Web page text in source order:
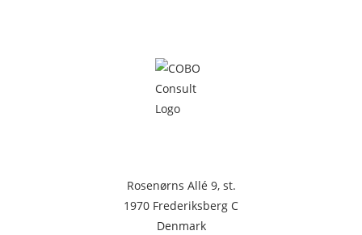
Rosenørns Allé 9, st.
1970 Frederiksberg C
Denmark